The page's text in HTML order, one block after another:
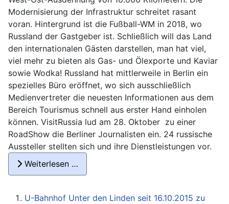
Modernisierung der Infrastruktur schreitet rasant
voran. Hintergrund ist die Fußball-WM in 2018, wo
Russland der Gastgeber ist. Schließlich will das Land
den internationalen Gästen darstellen, man hat viel,
viel mehr zu bieten als Gas- und Ölexporte und Kaviar
sowie Wodka! Russland hat mittlerweile in Berlin ein
spezielles Büro eröffnet, wo sich ausschließlich
Medienvertreter die neuesten Informationen aus dem
Bereich Tourismus schnell aus erster Hand einholen
können. VisitRussia lud am 28. Oktober zu einer
RoadShow die Berliner Journalisten ein. 24 russische
Aussteller stellten sich und ihre Dienstleistungen vor.
Weiterlesen …
U-Bahnhof Unter den Linden seit 16.10.2015 zu